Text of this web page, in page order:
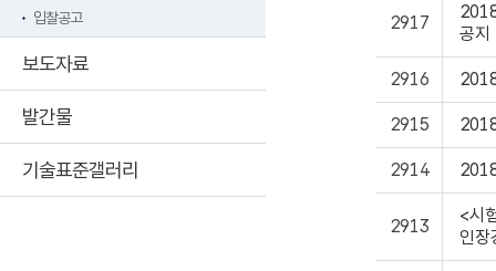
2917
공지
2916
2915
2914
2913
<시
인장
입찰공고
보도자료
발간물
기술표준갤러리